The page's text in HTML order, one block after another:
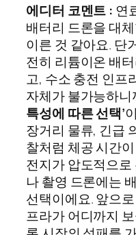
에디터 코멘트 : 연
배터리 드론을 대
이른 것 같아요. 단
전히 리튬이온 배
고, 수소 충전 인프
자체가 불가능하
특성에 따른 선택’
장거리 물류, 긴급
찰처럼 체공 시간
전지가 압도적으
나 촬영 드론에는
선택이에요. 앞으
프라가 어디까지